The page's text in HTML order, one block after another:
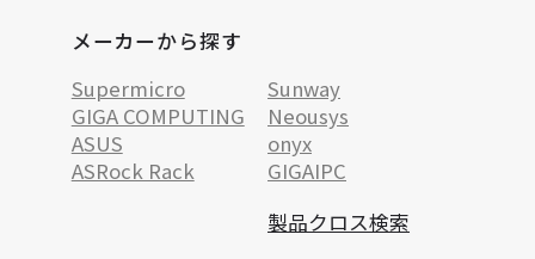
メーカーから探す
Supermicro
Sunway
GIGA COMPUTING
Neousys
ASUS
onyx
ASRock Rack
GIGAIPC
製品クロス検索